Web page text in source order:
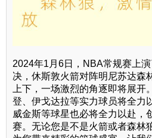
2024年1月6日，NBA常规赛上
决，休斯敦火箭对阵明尼苏达森
上下，一场激烈的角逐即将展开
登、伊戈达拉等实力球员将全力
威金斯等球星也必将全力以赴，
赛。无论您是不是火箭或者森林